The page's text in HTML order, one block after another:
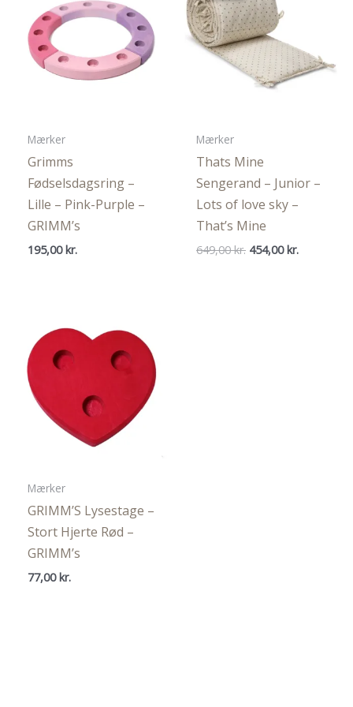
Mærker
Grimms
Fødselsdagsring –
Lille – Pink-Purple –
GRIMM’s
195,00kr.
Mærker
Thats Mine
Sengerand – Junior –
Lots of love sky –
That’s Mine
649,00kr. Den
454,00kr.Den
Mærker
GRIMM’S Lysestage –
Stort Hjerte Rød –
GRIMM’s
77,00kr.